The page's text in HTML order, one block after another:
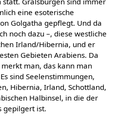
eine esoterische
Golgatha gepflegt. Und da
noch dazu –, diese westliche
Irland/Hibernia, und er
Gebieten Arabiens. Da
man, das kann man
sind Seelenstimmungen,
Hibernia, Irland, Schottland,
Halbinsel, in die der
gepilgert ist.